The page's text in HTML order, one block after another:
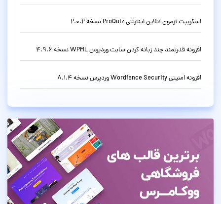
اسکریپت آزمون آنلاین اینترنتی ProQuiz نسخه 2.0.2
افزونه قدرتمند چند زبانه کردن سایت وردپرس WPML نسخه 4.9.6
افزونه امنیتی Wordfence Security وردپرس نسخه 8.1.4